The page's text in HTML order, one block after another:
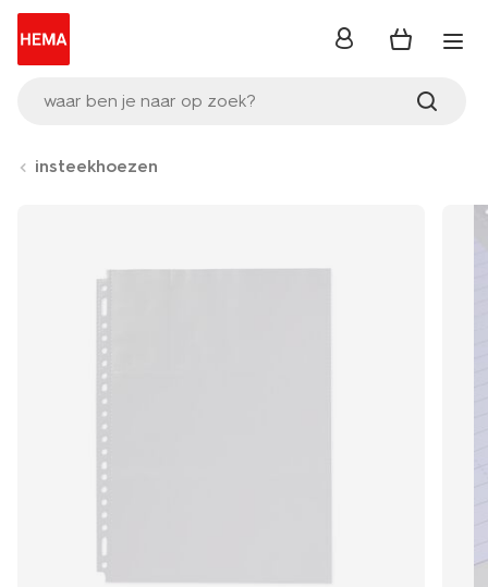
waar ben je naar op zoek?
inloggen
insteekhoezen